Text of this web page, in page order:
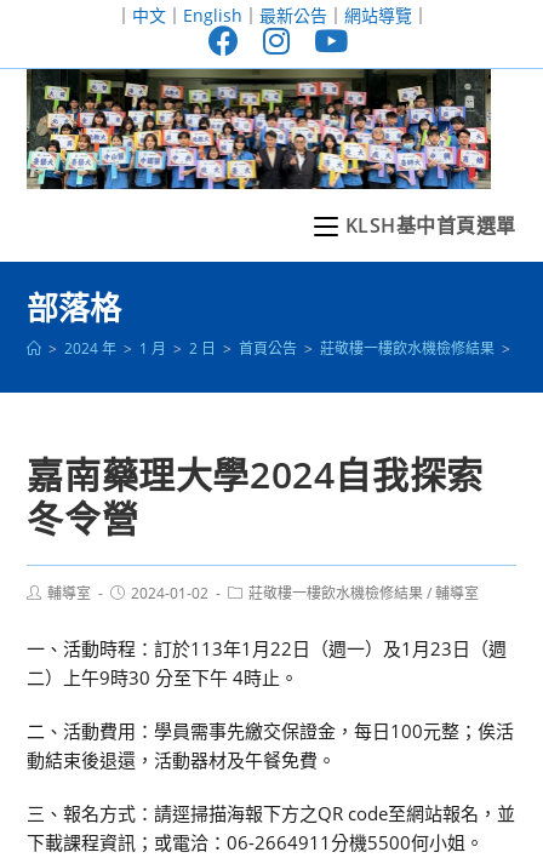
至
｜ 中文｜ English ｜ 最新公告｜ 網站導覽｜
KLSH基中首頁選單
部落格
> 2024 年 > 1 月 > 2 日 > 首頁公告 > 莊敬樓一樓飲水機檢修結果 >
嘉南藥理大學2024自我探索
冬令營
Post輔導室
Post2024-01-02
Post莊敬樓一樓飲水機檢修結果 / 輔導室
一、活動時程：訂於113年1月22日（週一）及1月23日（週
二）上午9時30 分至下午 4時止。
二、活動費用：學員需事先繳交保證金，每日100元整；俟活
動結束後退還，活動器材及午餐免費。
三、報名方式：請逕掃描海報下方之QR code至網站報名，並
下載課程資訊；或電洽：06-2664911分機5500何小姐。